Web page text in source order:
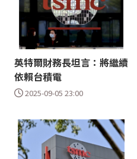
英特爾財務長坦言：將繼續
依賴台積電
2025-09-05 23:00